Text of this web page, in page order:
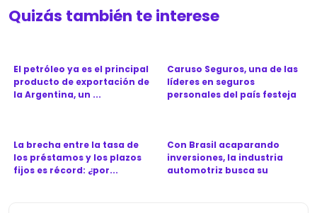
Quizás también te interese
El petróleo ya es el principal
producto de exportación de
la Argentina, un ...
Caruso Seguros, una de las
líderes en seguros
personales del país festeja
La brecha entre la tasa de
los préstamos y los plazos
fijos es récord: ¿por...
Con Brasil acaparando
inversiones, la industria
automotriz busca su